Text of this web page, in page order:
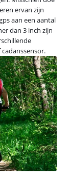
ervan zijn
aan een aantal
dan 3 inch zijn